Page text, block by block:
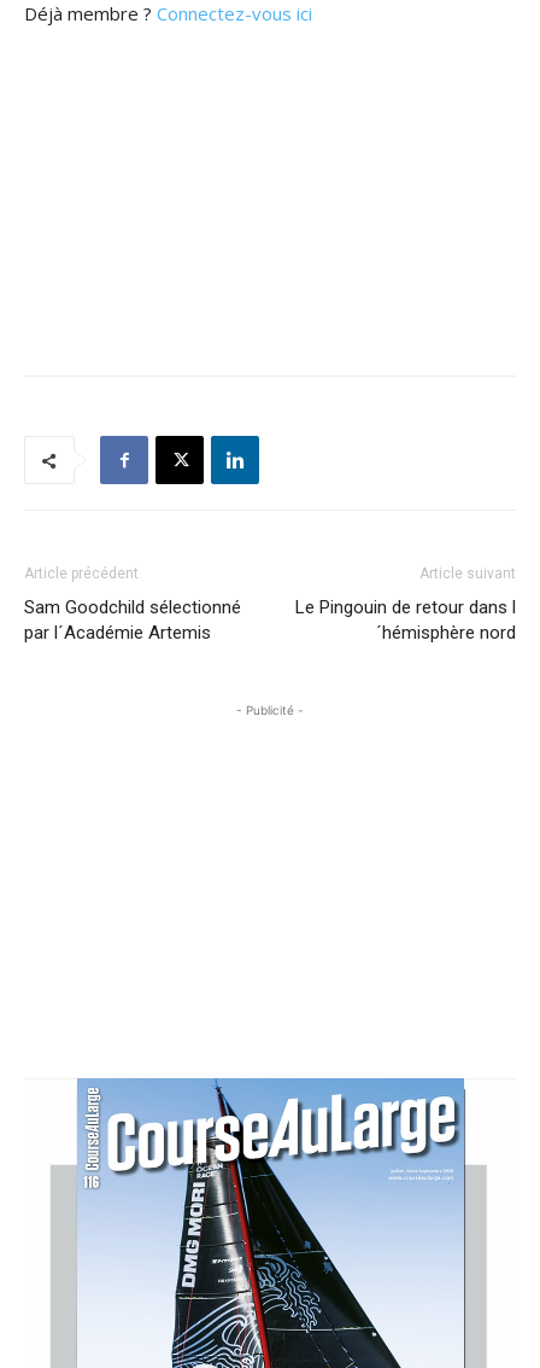
Déjà membre ? Connectez-vous ici
Article précédent
Sam Goodchild sélectionné
par l´Académie Artemis
Article suivant
Le Pingouin de retour dans l
´hémisphère nord
- Publicité -